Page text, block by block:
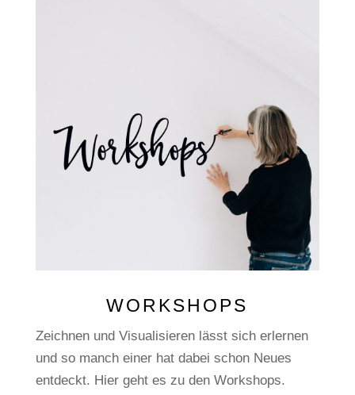
WORKSHOPS
Zeichnen und Visualisieren lässt sich erlernen
und so manch einer hat dabei schon Neues
entdeckt. Hier geht es zu den Workshops.